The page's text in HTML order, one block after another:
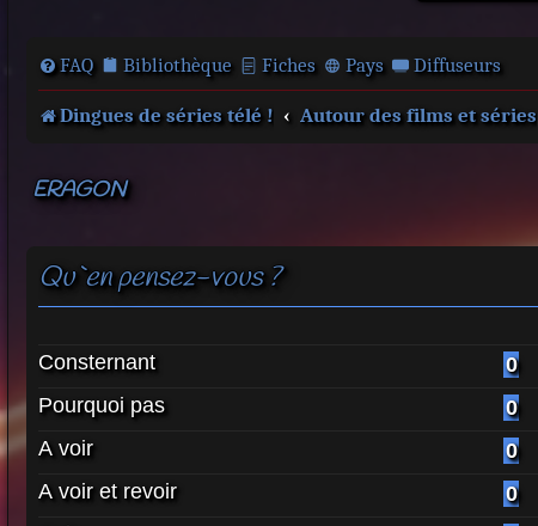
FAQ Bibliothèque Fiches Pays Diffuseurs
Dingues de séries télé ! Autour des films et séries
ERAGON
Qu`en pensez-vous ?
Consternant 0
Pourquoi pas
0
A voir
0
A voir et revoir
0